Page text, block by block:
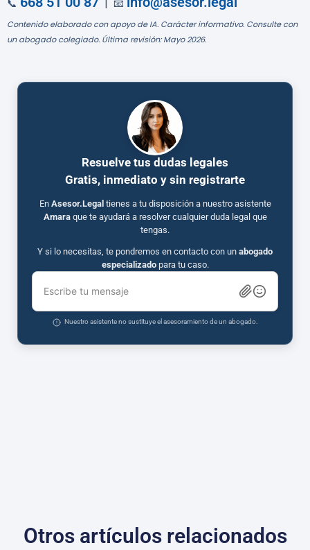
📞 | 📧
Contenido elaborado con apoyo de IA. Carácter informativo. Consulte con
un abogado colegiado. Última revisión: Mayo 2026.
Resuelve tus dudas legales
Gratis, inmediato y sin registrarte
En Asesor.Legal tienes a tu disposición a nuestro asistente
Amaraque te ayudará a resolver cualquier duda legal que
tengas.
Y si lo necesitas, te pondremos en contacto con un abogado
especializadopara tu caso.
Escribe tu mensaje
Nuestro asistente no sustituye el asesoramiento de un abogado.
Otros artículos relacionados